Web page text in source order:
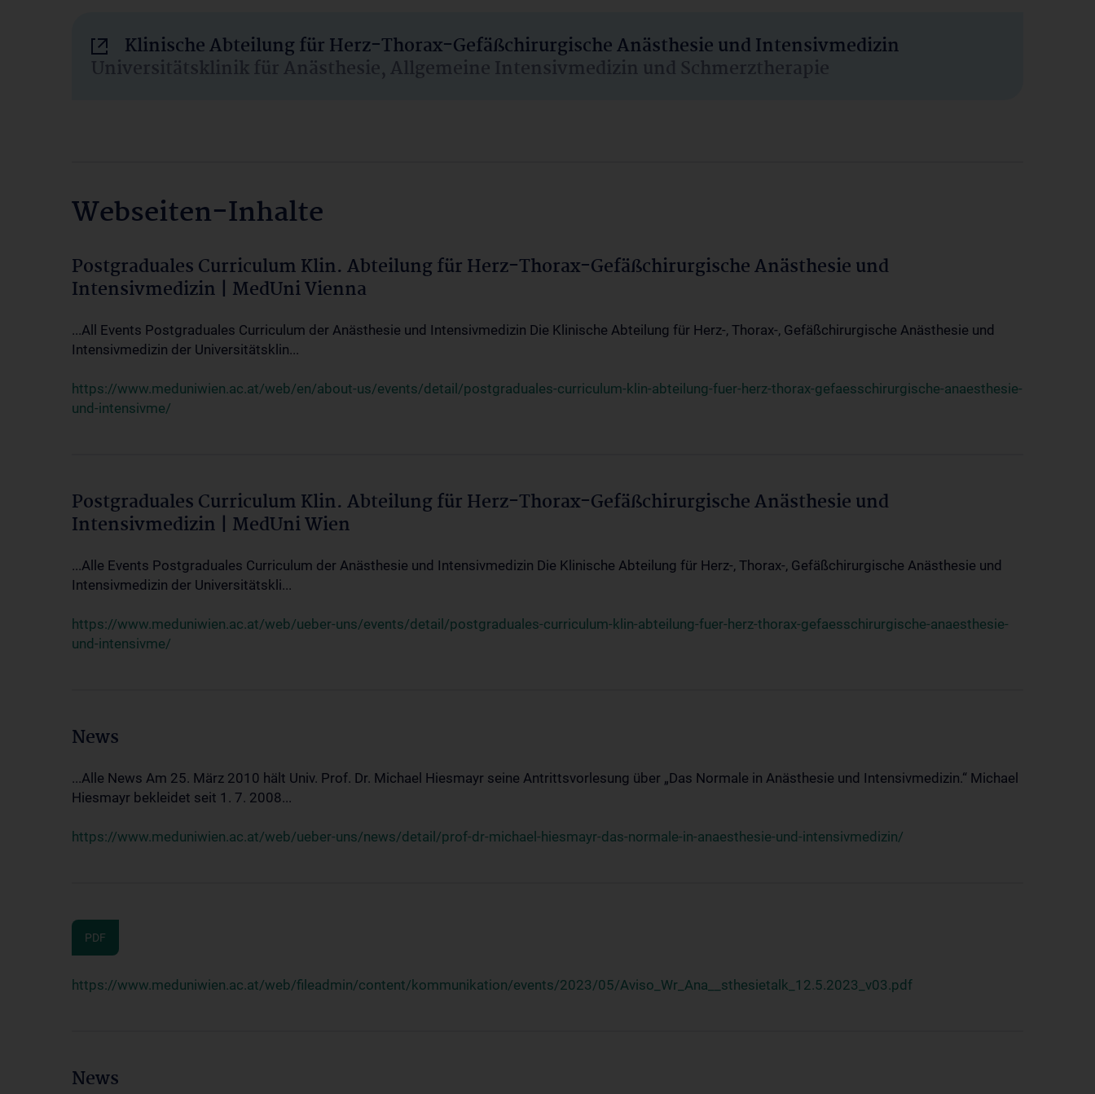
Klinische Abteilung für Herz-Thorax-Gefäßchirurgische Anästhesie und Intensivmedizin
Universitätsklinik für Anästhesie, Allgemeine Intensivmedizin und Schmerztherapie
Webseiten-Inhalte
Postgraduales Curriculum Klin. Abteilung für Herz-Thorax-Gefäßchirurgische Anästhesie und
Intensivmedizin | MedUni Vienna
...All Events Postgraduales Curriculum der Anästhesie und Intensivmedizin Die Klinische Abteilung für Herz-, Thorax-, Gefäßchirurgische Anästhesie und
Intensivmedizin der Universitätsklin...
https://www.meduniwien.ac.at/web/en/about-us/events/detail/postgraduales-curriculum-klin-abteilung-fuer-herz-thorax-gefaesschirurgische-anaesthesie-
und-intensivme/
Postgraduales Curriculum Klin. Abteilung für Herz-Thorax-Gefäßchirurgische Anästhesie und
Intensivmedizin | MedUni Wien
...Alle Events Postgraduales Curriculum der Anästhesie und Intensivmedizin Die Klinische Abteilung für Herz-, Thorax-, Gefäßchirurgische Anästhesie und
Intensivmedizin der Universitätskli...
https://www.meduniwien.ac.at/web/ueber-uns/events/detail/postgraduales-curriculum-klin-abteilung-fuer-herz-thorax-gefaesschirurgische-anaesthesie-
und-intensivme/
News
...Alle News Am 25. März 2010 hält Univ. Prof. Dr. Michael Hiesmayr seine Antrittsvorlesung über „Das Normale in Anästhesie und Intensivmedizin.“ Michael
Hiesmayr bekleidet seit 1. 7. 2008...
https://www.meduniwien.ac.at/web/ueber-uns/news/detail/prof-dr-michael-hiesmayr-das-normale-in-anaesthesie-und-intensivmedizin/
PDF
https://www.meduniwien.ac.at/web/fileadmin/content/kommunikation/events/2023/05/Aviso_Wr_Ana__sthesietalk_12.5.2023_v03.pdf
News